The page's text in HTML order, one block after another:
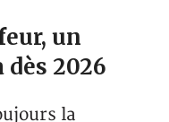
un
dès 2026
la